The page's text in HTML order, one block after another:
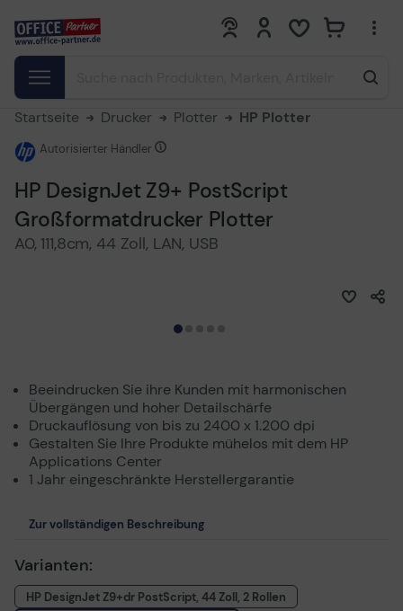
0 0
Startseite Drucker Plotter HP Plotter
HP DesignJet Z9+ PostScript
Großformatdrucker Plotter
A0, 111,8cm, 44 Zoll, LAN, USB
Autorisierter Händler
Beeindrucken Sie ihre Kunden mit harmonischen
Übergängen und hoher Detailschärfe
Druckauflösung von bis zu 2400 x 1.200 dpi
Gestalten Sie Ihre Produkte mühelos mit dem HP
Applications Center
1 Jahr eingeschränkte Herstellergarantie
Zur vollständigen Beschreibung
Varianten:
HP DesignJet Z9+dr PostScript, 44 Zoll, 2 Rollen